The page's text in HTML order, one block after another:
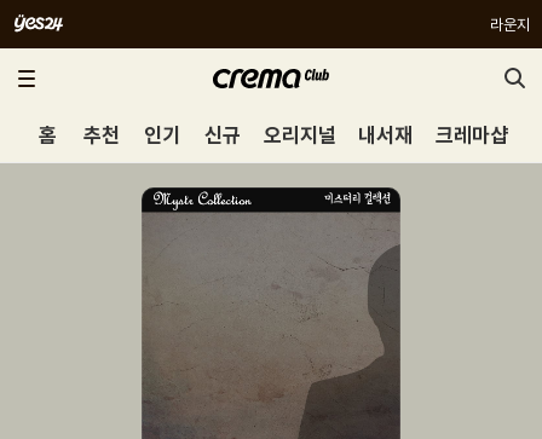
라운지
홈 추천 인기 신규 오리지널 내서재 크레마샵